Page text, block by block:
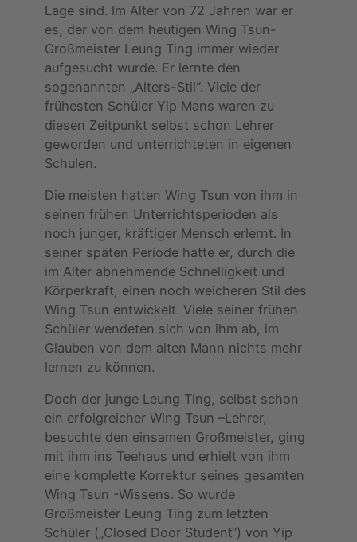
Lage sind. Im Alter von 72 Jahren war er
es, der von dem heutigen Wing Tsun-
Großmeister Leung Ting immer wieder
aufgesucht wurde. Er lernte den
sogenannten „Alters-Stil“. Viele der
frühesten Schüler Yip Mans waren zu
diesen Zeitpunkt selbst schon Lehrer
geworden und unterrichteten in eigenen
Schulen.
Die meisten hatten Wing Tsun von ihm in
seinen frühen Unterrichtsperioden als
noch junger, kräftiger Mensch erlernt. In
seiner späten Periode hatte er, durch die
im Alter abnehmende Schnelligkeit und
Körperkraft, einen noch weicheren Stil des
Wing Tsun entwickelt. Viele seiner frühen
Schüler wendeten sich von ihm ab, im
Glauben von dem alten Mann nichts mehr
lernen zu können.
Doch der junge Leung Ting, selbst schon
ein erfolgreicher Wing Tsun –Lehrer,
besuchte den einsamen Großmeister, ging
mit ihm ins Teehaus und erhielt von ihm
eine komplette Korrektur seines gesamten
Wing Tsun -Wissens. So wurde
Großmeister Leung Ting zum letzten
Schüler („Closed Door Student“) von Yip